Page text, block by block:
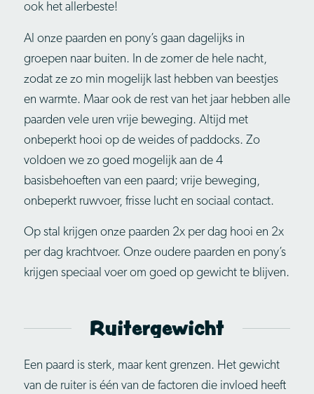
ook het allerbeste!
Al onze paarden en pony’s gaan dagelijks in
groepen naar buiten. In de zomer de hele nacht,
zodat ze zo min mogelijk last hebben van beestjes
en warmte. Maar ook de rest van het jaar hebben alle
paarden vele uren vrije beweging. Altijd met
onbeperkt hooi op de weides of paddocks. Zo
voldoen we zo goed mogelijk aan de 4
basisbehoeften van een paard; vrije beweging,
onbeperkt ruwvoer, frisse lucht en sociaal contact.
Op stal krijgen onze paarden 2x per dag hooi en 2x
per dag krachtvoer. Onze oudere paarden en pony’s
krijgen speciaal voer om goed op gewicht te blijven.
Ruitergewicht
Een paard is sterk, maar kent grenzen. Het gewicht
van de ruiter is één van de factoren die invloed heeft